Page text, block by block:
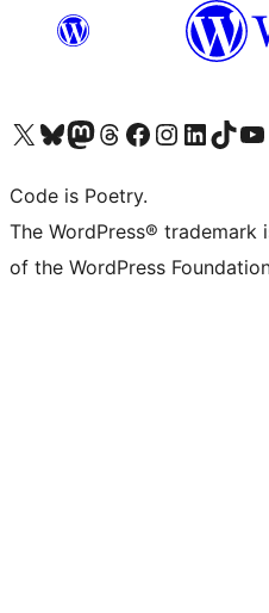
Navštivte náš účet na X (dříve Twitter)
Navštivte náš Bluesky účetNavštivte náš účet Mastodon
Navštivte náš Threads účetNavštivte naši stránku na Facebooku
Navštivte náš Instagram účetNavštivte náš LinkedIn účetNavštivte náš TikTok účet
Navštivte
Code is Poetry.
The WordPress®
of the WordPress